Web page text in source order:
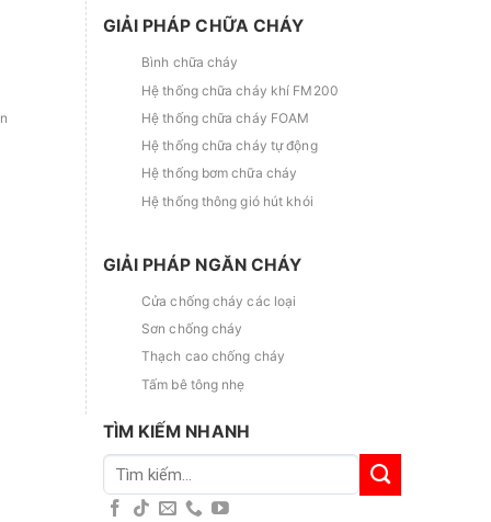
GIẢI PHÁP CHỮA CHÁY
Bình chữa cháy
Hệ thống chữa cháy khí FM200
Hệ thống chữa cháy FOAM
Hệ thống chữa cháy tự động
Hệ thống bơm chữa cháy
Hệ thống thông gió hút khói
GIẢI PHÁP NGĂN CHÁY
Cửa chống cháy các loại
Sơn chống cháy
Thạch cao chống cháy
Tấm bê tông nhẹ
TÌM KIẾM NHANH
Tìm
kiếm: